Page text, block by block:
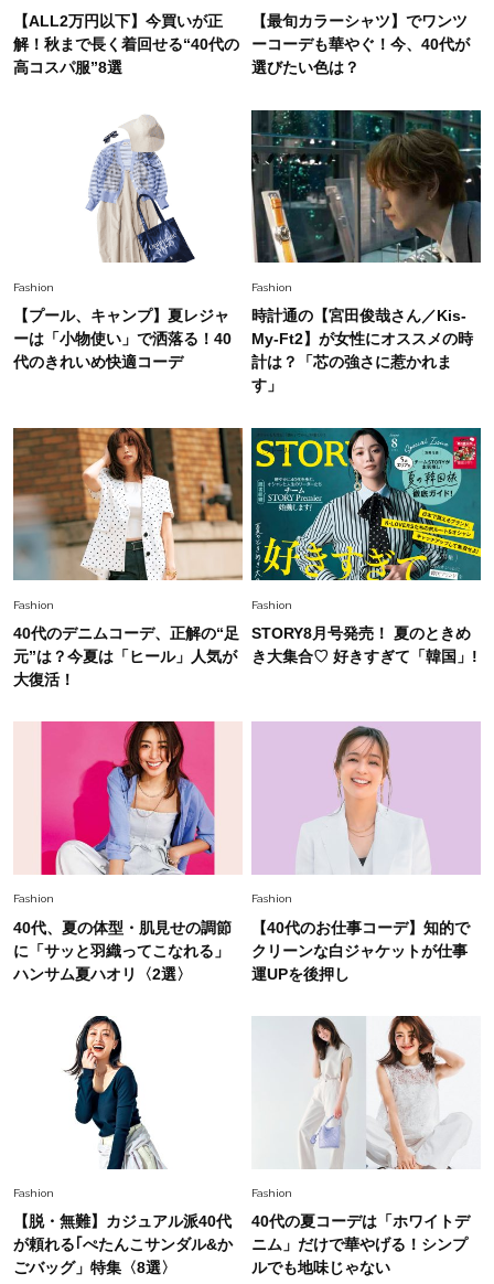
26年夏の【開運アクション】は”ひと拭き”習
慣！「金運アップ→トイレ、じゃあ底上げ運
中村ゆりさん「40代になり、やっと“仕事以外の
幸福感”に目が向いた」ライフスタイルも、服も
Fashion
白黒でもこんなに華やぐ！40代、夏の「甘めト
ップス×パンツ」コーデ〈3選〉
Fashion 2026.5.29
40代の夏通勤はこれ１着！「きちんと感」も
「オシャレ」も整うトレンドトップス〈4選〉
Fashion 2026.8.5
オシャレ40代の【ワンピ＆オールインワン】最
旬着こなし3選。地味見え回避のコツは「バッグ
選び」！
Fashion
やぐ【甘め黒アイテム】3選
Fashion 2026.7.25
26年夏は「小ぶり」が大流行中！人と被らない
【最旬かごバッグ】6選
【ALL2万円以下】今買いが正
解！秋まで長く着回せる“40代の
高コスパ服”8選
【最旬カラーシャツ】でワンツ
ーコーデも華やぐ！今、40代が
選びたい色は？
Fashion
【プール、キャンプ】夏レジャ
ーは「小物使い」で洒落る！40
代のきれいめ快適コーデ
Fashion
時計通の【宮田俊哉さん／Kis-
My-Ft2】が女性にオススメの時
計は？「芯の強さに惹かれま
す」
Fashion
40代のデニムコーデ、正解の“足
元”は？今夏は「ヒール」人気が
大復活！
Fashion
STORY8月号発売！ 夏のときめ
き大集合♡ 好きすぎて「韓国」!
Fashion
40代、夏の体型・肌見せの調節
に「サッと羽織ってこなれる」
ハンサム夏ハオリ〈2選〉
Fashion
【40代のお仕事コーデ】知的で
クリーンな白ジャケットが仕事
運UPを後押し
Fashion
【脱・無難】カジュアル派40代
が頼れる｢ぺたんこサンダル&か
ごバッグ」特集〈8選〉
Fashion
40代の夏コーデは「ホワイトデ
ニム」だけで華やげる！シンプ
ルでも地味じゃない